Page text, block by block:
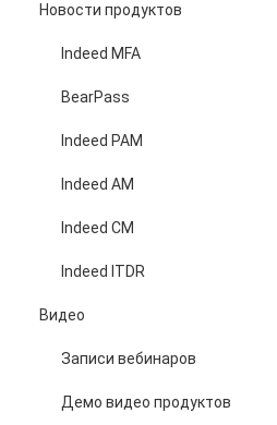
Новости продуктов
Indeed MFA
BearPass
Indeed PAM
Indeed AM
Indeed CM
Indeed ITDR
Видео
Записи вебинаров
Демо видео продуктов